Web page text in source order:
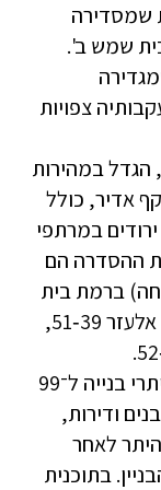
שמסדירה
שנה ברמת בית שמש ב'.
צפויות
הגדל במהירות
אדיר, כולל
במרתפי
ההסדרה הם
ברמת בית
שמש ב': האחד בצדו המזרחי של רחוב אלעזר 39‑51,
לשני המתחמים אושרו החל מ־1998 היתרי בנייה ל־99
בפועל רשומים שם כ־150 מבנים ודירות,
לאחר
הבניין. בתוכנית